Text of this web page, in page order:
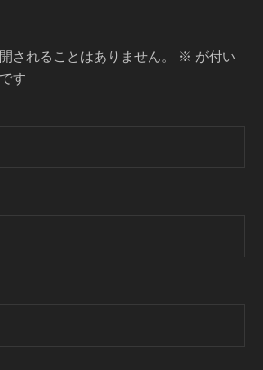
されることはありません。 ※ が付い
す